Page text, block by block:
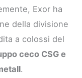
Exor ha
della divisione
a colossi del
ceco CSG e
.